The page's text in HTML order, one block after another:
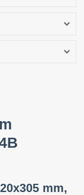
mm,